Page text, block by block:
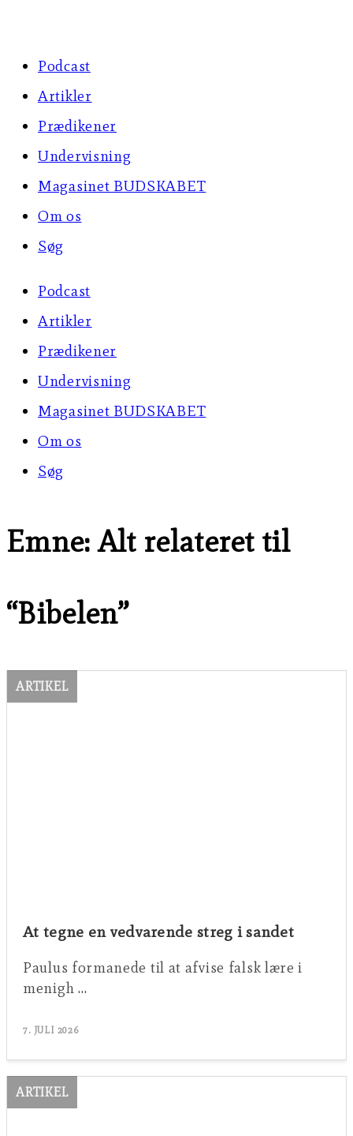
Podcast
Artikler
Prædikener
Undervisning
Magasinet BUDSKABET
Om os
Søg
Podcast
Artikler
Prædikener
Undervisning
Magasinet BUDSKABET
Om os
Søg
Emne: Alt relateret til
“Bibelen”
ARTIKEL
At tegne en vedvarende streg i sandet
Paulus formanede til at afvise falsk lære i
menigh …
7. JULI 2026
ARTIKEL